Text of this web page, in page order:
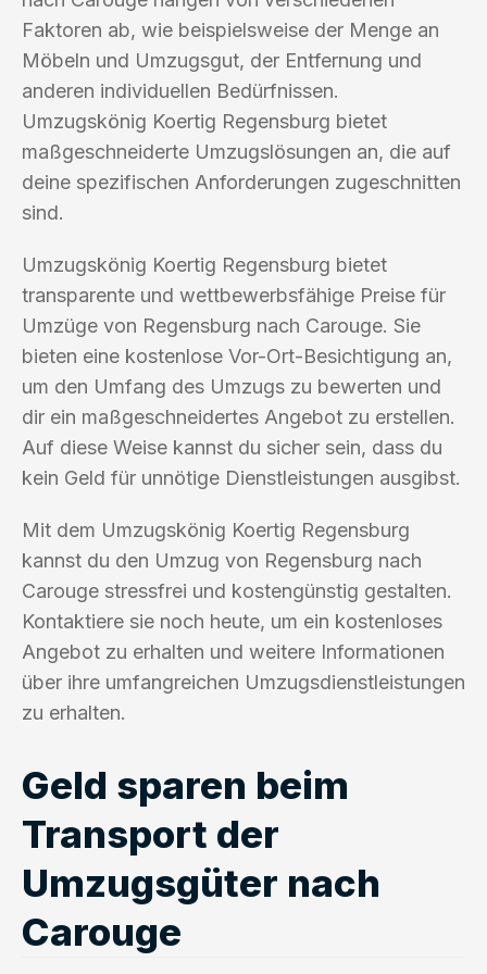
Faktoren ab, wie beispielsweise der Menge an
Möbeln und Umzugsgut, der Entfernung und
anderen individuellen Bedürfnissen.
Umzugskönig Koertig Regensburg bietet
maßgeschneiderte Umzugslösungen an, die auf
deine spezifischen Anforderungen zugeschnitten
sind.
Umzugskönig Koertig Regensburg bietet
transparente und wettbewerbsfähige Preise für
Umzüge von Regensburg nach Carouge. Sie
bieten eine kostenlose Vor-Ort-Besichtigung an,
um den Umfang des Umzugs zu bewerten und
dir ein maßgeschneidertes Angebot zu erstellen.
Auf diese Weise kannst du sicher sein, dass du
kein Geld für unnötige Dienstleistungen ausgibst.
Mit dem Umzugskönig Koertig Regensburg
kannst du den Umzug von Regensburg nach
Carouge stressfrei und kostengünstig gestalten.
Kontaktiere sie noch heute, um ein kostenloses
Angebot zu erhalten und weitere Informationen
über ihre umfangreichen Umzugsdienstleistungen
zu erhalten.
Geld sparen beim
Transport der
Umzugsgüter nach
Carouge